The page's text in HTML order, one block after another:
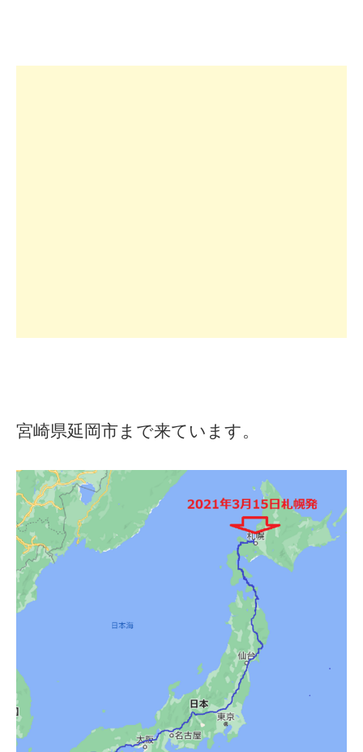
宮崎県延岡市まで来ています。